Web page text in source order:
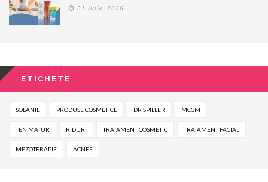
01 iulie, 2026
ETICHETE
SOLANIE PRODUSE COSMETICE DR SPILLER MCCM
TEN MATUR RIDURI TRATAMENT COSMETIC TRATAMENT FACIAL
MEZOTERAPIE ACNEE